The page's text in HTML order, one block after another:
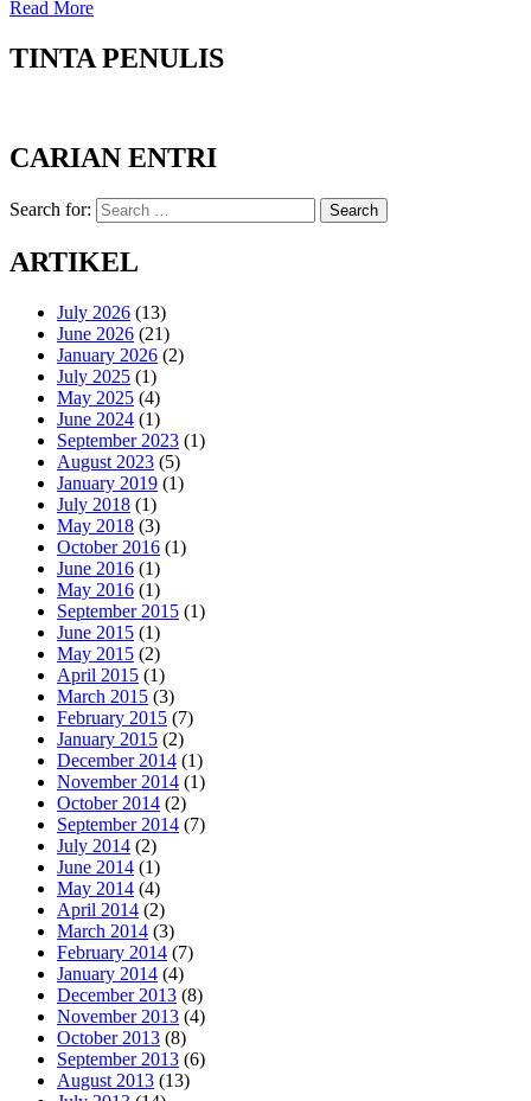
Read More
TINTA PENULIS
CARIAN ENTRI
Search for: Search
ARTIKEL
July 2026 (13)
June 2026 (21)
January 2026 (2)
July 2025 (1)
May 2025 (4)
June 2024 (1)
September 2023 (1)
August 2023 (5)
January 2019 (1)
July 2018 (1)
May 2018 (3)
October 2016 (1)
June 2016 (1)
May 2016 (1)
September 2015 (1)
June 2015 (1)
May 2015 (2)
April 2015 (1)
March 2015 (3)
February 2015 (7)
January 2015 (2)
December 2014 (1)
November 2014 (1)
October 2014 (2)
September 2014 (7)
July 2014 (2)
June 2014 (1)
May 2014 (4)
April 2014 (2)
March 2014 (3)
February 2014 (7)
January 2014 (4)
December 2013 (8)
November 2013 (4)
October 2013 (8)
September 2013 (6)
August 2013 (13)